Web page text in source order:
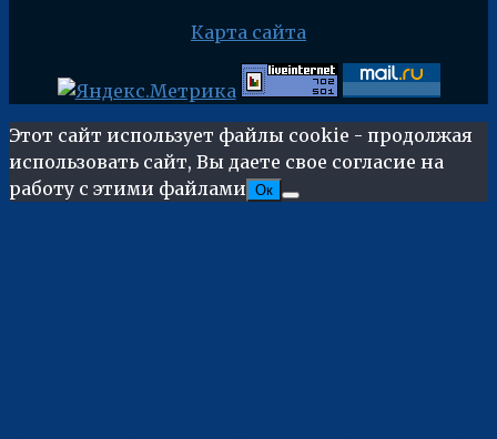
Карта сайта
Этот сайт использует файлы cookie - продолжая
использовать сайт, Вы даете свое согласие на
работу с этими файлами Ок